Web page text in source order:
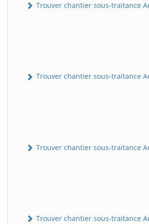
Trouver chantier sous-traitance
Trouver chantier sous-traitance
Trouver chantier sous-traitance
Trouver chantier sous-traitance